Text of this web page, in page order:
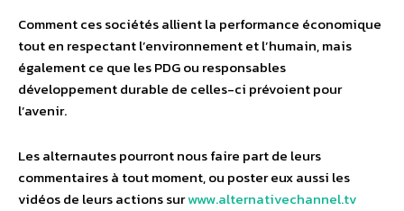
Comment ces sociétés allient la performance économique
tout en respectant l’environnement et l’humain, mais
également ce que les PDG ou responsables
développement durable de celles-ci prévoient pour
l’avenir.
Les alternautes pourront nous faire part de leurs
commentaires à tout moment, ou poster eux aussi les
vidéos de leurs actions surwww.alternativechannel.tv